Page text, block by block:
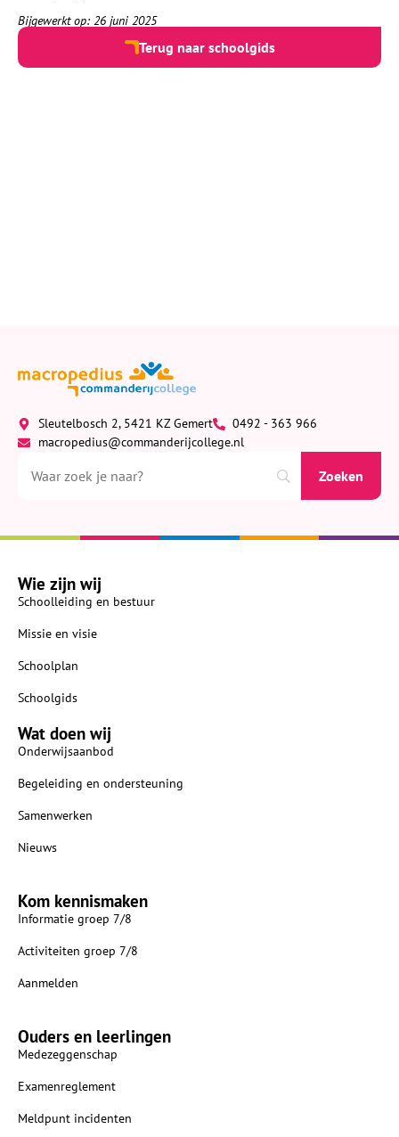
Bijgewerkt op: 26 juni 2025
Terug naar schoolgids
Sleutelbosch 2, 5421 KZ Gemert
0492 - 363 966
macropedius@commanderijcollege.nl
Wie zijn wij
Schoolleiding en bestuur
Missie en visie
Schoolplan
Schoolgids
Wat doen wij
Onderwijsaanbod
Begeleiding en ondersteuning
Samenwerken
Nieuws
Kom kennismaken
Informatie groep 7/8
Activiteiten groep 7/8
Aanmelden
Ouders en leerlingen
Medezeggenschap
Examenreglement
Meldpunt incidenten